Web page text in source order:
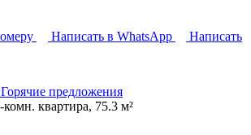
Написать в WhatsApp
Написать
Горячие предложения
комн. квартира, 75.3 м²